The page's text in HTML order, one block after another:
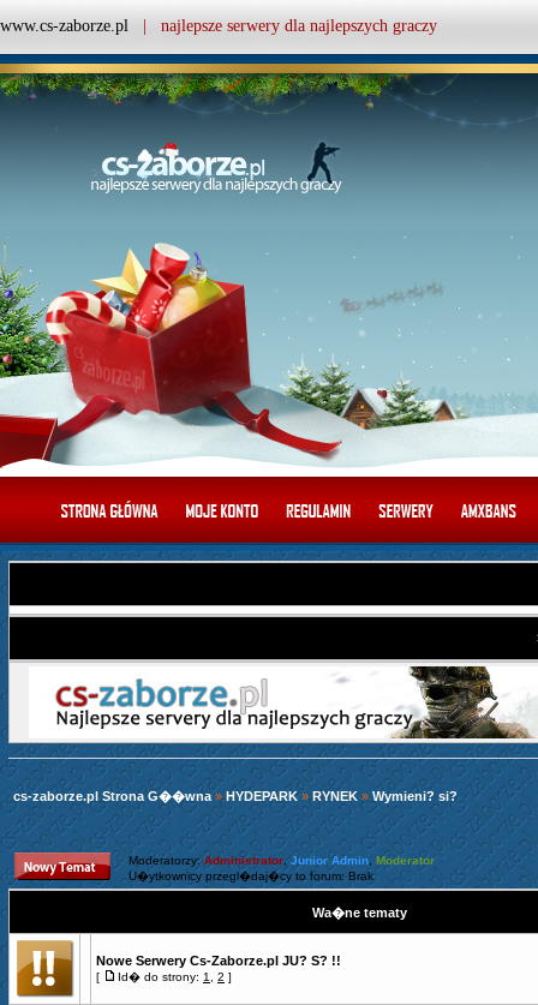
www.cs-zaborze.pl | najlepsze serwery dla najlepszych graczy
cs-zaborze.pl Strona G��wna » HYDEPARK»RYNEK »Wymieni? si?
Moderatorzy:Administrator,Junior Admin Moderator
U�ytkownicy przegl�daj�cy to forum: Brak
Wa�ne tematy
Nowe Serwery Cs-Zaborze.pl JU? S? !!
[ Id� do strony: 1 2 ]